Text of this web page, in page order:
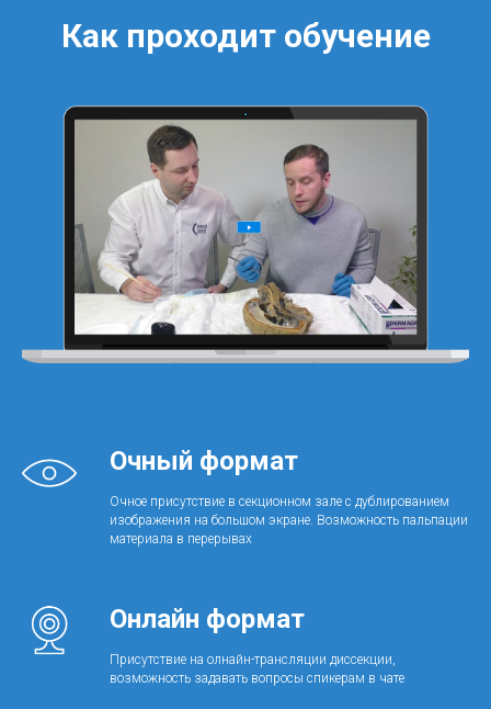
Как проходит обучение
Очный формат
Очное присутствие в секционном зале с дублированием
изображения на большом экране. Возможность пальпации
материала в перерывах
Онлайн формат
Присутствие на олнайн-трансляции диссекции,
возможность задавать вопросы спикерам в чате